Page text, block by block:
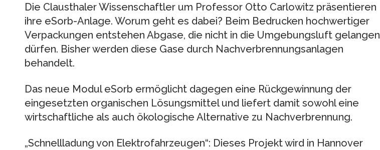
Die Clausthaler Wissenschaftler um Professor Otto Carlowitz präsentieren
ihre eSorb-Anlage. Worum geht es dabei? Beim Bedrucken hochwertiger
Verpackungen entstehen Abgase, die nicht in die Umgebungsluft gelangen
dürfen. Bisher werden diese Gase durch Nachverbrennungsanlagen
behandelt.
Das neue Modul eSorb ermöglicht dagegen eine Rückgewinnung der
eingesetzten organischen Lösungsmittel und liefert damit sowohl eine
wirtschaftliche als auch ökologische Alternative zu Nachverbrennung.
„Schnellladung von Elektrofahrzeugen“: Dieses Projekt wird in Hannover